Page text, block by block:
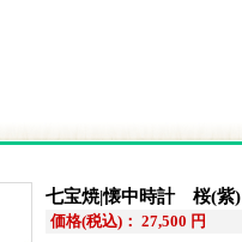
七宝焼|懐中時計 桜(紫)
価格(税込)： 27,500 円